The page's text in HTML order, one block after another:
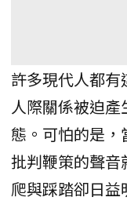
許多現代人都有
人際關係被迫
態。可怕的是，
批判鞭策的聲
爬與踩踏卻日益